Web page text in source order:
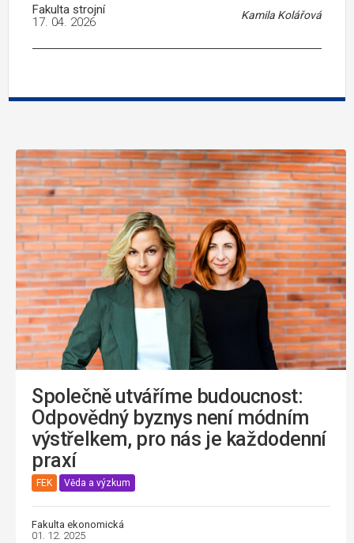
Fakulta strojní Kamila Kolářová
17. 04. 2026
Společně utváříme budoucnost:
Odpovědný byznys není módním
výstřelkem, pro nás je každodenní
praxí
FEK Věda a výzkum
Fakulta ekonomická
01. 12. 2025